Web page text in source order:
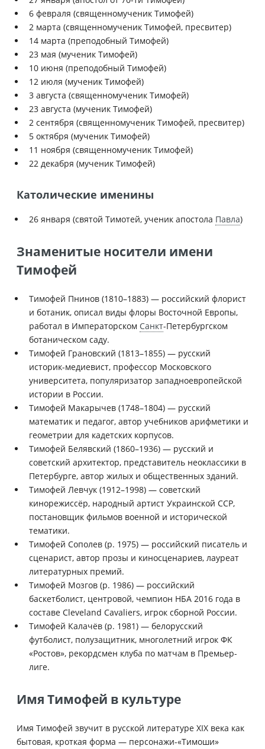
6 февраля (священномученик Тимофей)
2 марта (священномученик Тимофей, пресвитер)
14 марта (преподобный Тимофей)
23 мая (мученик Тимофей)
10 июня (преподобный Тимофей)
12 июля (мученик Тимофей)
3 августа (священномученик Тимофей)
23 августа (мученик Тимофей)
2 сентября (священномученик Тимофей, пресвитер)
5 октября (мученик Тимофей)
11 ноября (священномученик Тимофей)
22 декабря (мученик Тимофей)
Католические именины
26 января (святой Тимотей, ученик апостола Павла)
Знаменитые носители имени
Тимофей
Тимофей Пнинов (1810–1883) — российский флорист
и ботаник, описал виды флоры Восточной Европы,
работал в Императорском Санкт-Петербургском
ботаническом саду.
Тимофей Грановский (1813–1855) — русский
историк-медиевист, профессор Московского
университета, популяризатор западноевропейской
истории в России.
Тимофей Макарычев (1748–1804) — русский
математик и педагог, автор учебников арифметики и
геометрии для кадетских корпусов.
Тимофей Белявский (1860–1936) — русский и
советский архитектор, представитель неоклассики в
Петербурге, автор жилых и общественных зданий.
Тимофей Левчук (1912–1998) — советский
кинорежиссёр, народный артист Украинской ССР,
постановщик фильмов военной и исторической
тематики.
Тимофей Сополев (р. 1975) — российский писатель и
сценарист, автор прозы и киносценариев, лауреат
литературных премий.
Тимофей Мозгов (р. 1986) — российский
баскетболист, центровой, чемпион НБА 2016 года в
составе Cleveland Cavaliers, игрок сборной России.
Тимофей Калачёв (р. 1981) — белорусский
футболист, полузащитник, многолетний игрок ФК
«Ростов», рекордсмен клуба по матчам в Премьер-
лиге.
Имя Тимофей в культуре
Имя Тимофей звучит в русской литературе XIX века как
бытовая, кроткая форма — персонажи-«Тимоши»